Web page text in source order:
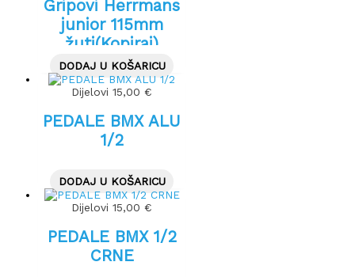
Gripovi Herrmans
junior 115mm
žuti(Kopiraj)
(Kopiraj)
DODAJ U KOŠARICU
Dijelovi 15,00 €
PEDALE BMX ALU
1/2
DODAJ U KOŠARICU
Dijelovi 15,00 €
PEDALE BMX 1/2
CRNE